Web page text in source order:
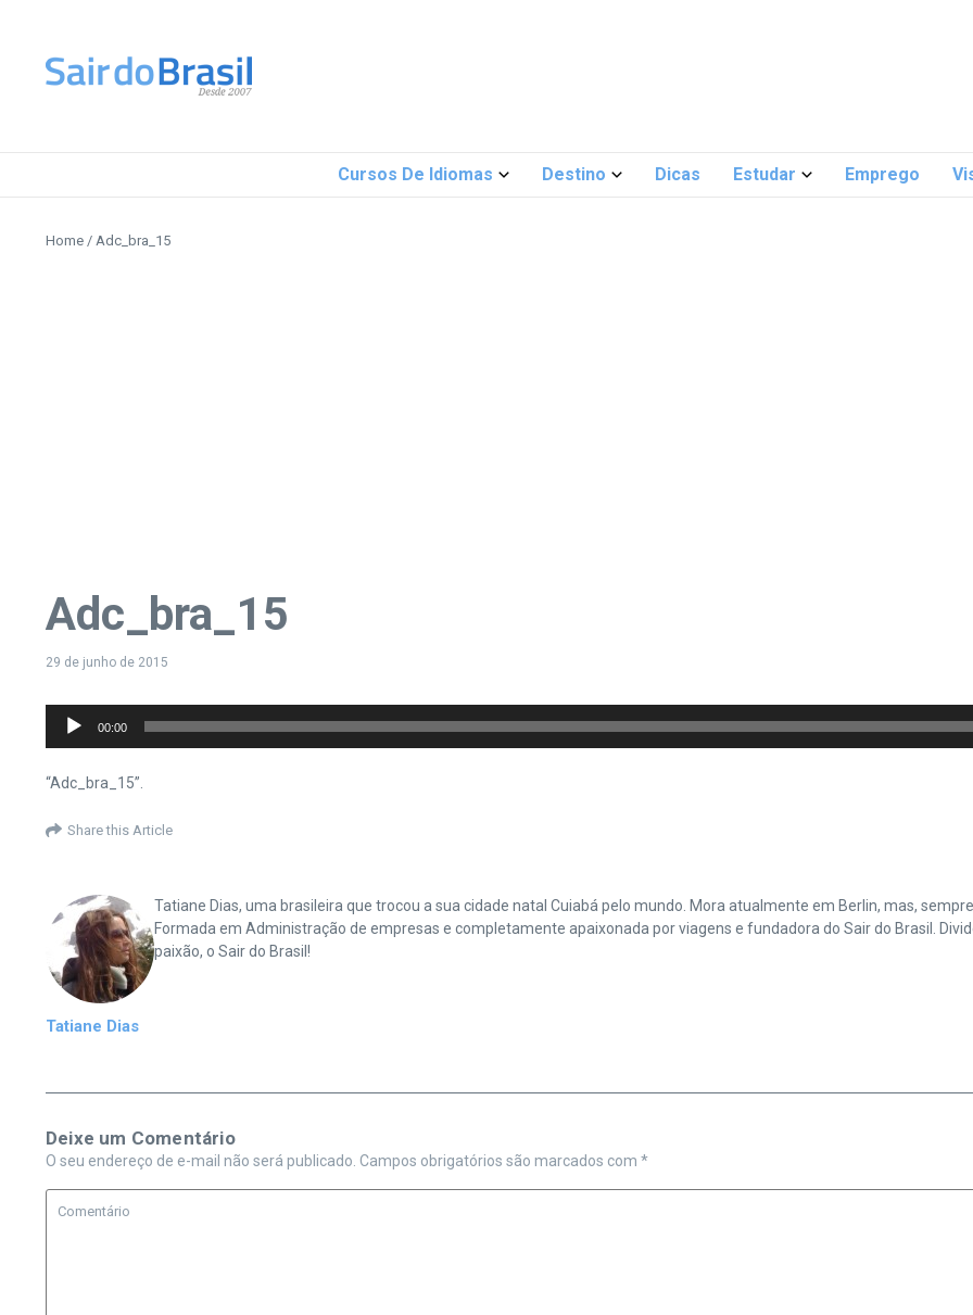
Cursos De Idiomas Destino Dicas Estudar Emprego
Home / Adc_bra_15
Adc_bra_15
29 de junho de 2015
Tocador
00:00
“Adc_bra_15”.
Share this Article
Tatiane Dias
Tatiane Dias, uma brasileira que trocou a sua cidade natal Cuiabá pelo mundo. Mora atualmente em Berlin, mas,
Formada em Administração de empresas e completamente apaixonada por viagens e fundadora do Sair do Brasil.
paixão, o Sair do Brasil!
Deixe um Comentário
O seu endereço de e-mail não será publicado. Campos obrigatórios são marcados com *